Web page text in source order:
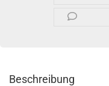
Beschreibung